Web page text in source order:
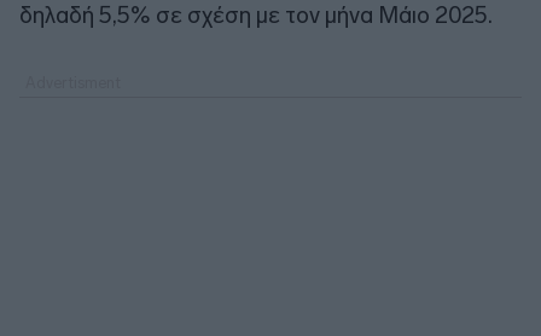
δηλαδή 5,5% σε σχέση με τον μήνα Μάιο 2025.